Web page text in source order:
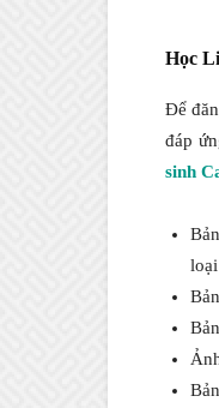
Học
Để
đáp
sinh